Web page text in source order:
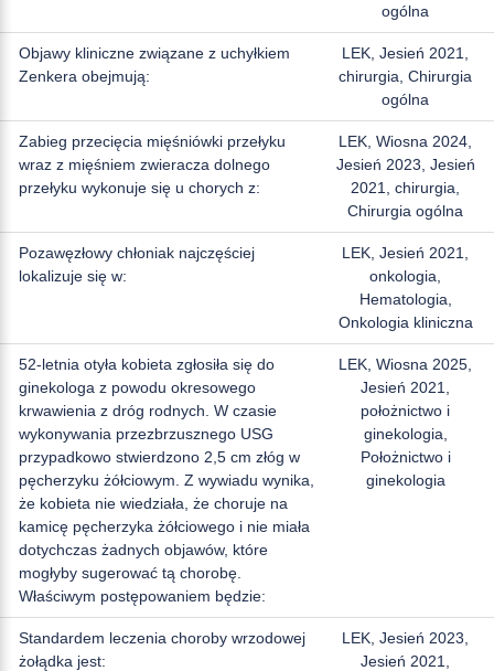
ogólna
Objawy kliniczne związane z uchyłkiem
Zenkera obejmują:
LEK, Jesień 2021,
chirurgia, Chirurgia
ogólna
Zabieg przecięcia mięśniówki przełyku
wraz z mięśniem zwieracza dolnego
przełyku wykonuje się u chorych z:
LEK, Wiosna 2024,
Jesień 2023, Jesień
2021, chirurgia,
Chirurgia ogólna
Pozawęzłowy chłoniak najczęściej
lokalizuje się w:
LEK, Jesień 2021,
onkologia,
Hematologia,
Onkologia kliniczna
52-letnia otyła kobieta zgłosiła się do
ginekologa z powodu okresowego
krwawienia z dróg rodnych. W czasie
wykonywania przezbrzusznego USG
przypadkowo stwierdzono 2,5 cm złóg w
pęcherzyku żółciowym. Z wywiadu wynika,
że kobieta nie wiedziała, że choruje na
kamicę pęcherzyka żółciowego i nie miała
dotychczas żadnych objawów, które
mogłyby sugerować tą chorobę.
Właściwym postępowaniem będzie:
LEK, Wiosna 2025,
Jesień 2021,
położnictwo i
ginekologia,
Położnictwo i
ginekologia
Standardem leczenia choroby wrzodowej
żołądka jest:
LEK, Jesień 2023,
Jesień 2021,